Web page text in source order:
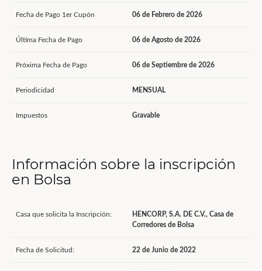
Fecha de Pago 1er Cupón 06 de Febrero de 2026
Última Fecha de Pago 06 de Agosto de 2026
Próxima Fecha de Pago 06 de Septiembre de 2026
Periodicidad MENSUAL
Impuestos Gravable
Información sobre la inscripción
en Bolsa
Casa que solicita la Inscripción:
HENCORP, S.A. DE C.V., Casa de
Corredores de Bolsa
Fecha de Solicitud: 22 de Junio de 2022